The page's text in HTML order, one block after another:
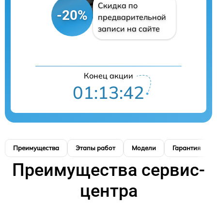
-20%
Скидка по
предварительной
записи на сайте
Конец акции
01:13:42
Преимущества Этапы работ Модели Гарантия
Преимущества сервис-
центра